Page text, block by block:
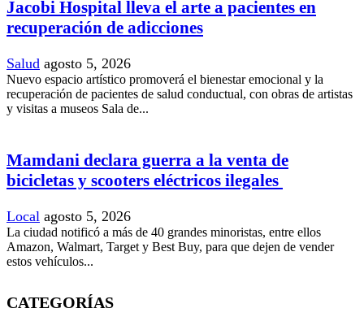
Jacobi Hospital lleva el arte a pacientes en
recuperación de adicciones
Salud agosto 5, 2026
Nuevo espacio artístico promoverá el bienestar emocional y la
recuperación de pacientes de salud conductual, con obras de artistas
y visitas a museos Sala de...
Mamdani declara guerra a la venta de
bicicletas y scooters eléctricos ilegales
Local agosto 5, 2026
La ciudad notificó a más de 40 grandes minoristas, entre ellos
Amazon, Walmart, Target y Best Buy, para que dejen de vender
estos vehículos...
CATEGORÍAS